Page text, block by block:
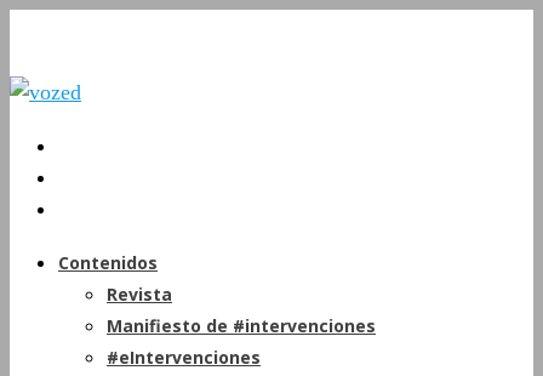
Contenidos
Revista
Manifiesto de #intervenciones
#eIntervenciones